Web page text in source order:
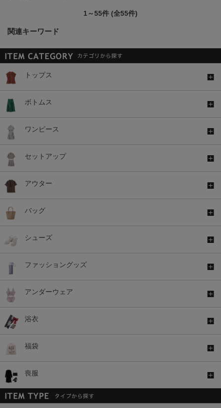
1～55件 (全55件)
関連キーワード
トップス
ボトムス
ワンピース
セットアップ
アウター
バッグ
シューズ
ファッショングッズ
アンダーウェア
浴衣
福袋
喪服